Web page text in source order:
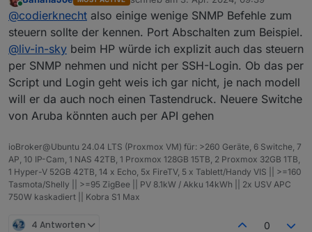
ist.
Leider nicht.
Müsste man vermutlich selbst stricken. Der ist ja
auch per Web-Frontend ansprechbar.
Und da läuft auch nur JS.
Dazu fehlen mir aber Zeit und Muße.
Zur reinen Überwachung (Zabbix) reicht mir
aber SNMP.
Online zuletzt editiert von
@codierknecht also einige wenige SNMP Befehle zum
steuern sollte der kennen. Port Abschalten zum Beispiel.
@liv-in-sky beim HP würde ich explizit auch das steuern
per SNMP nehmen und nicht per SSH-Login. Ob das per
Script und Login geht weis ich gar nicht, je nach modell
will er da auch noch einen Tastendruck. Neuere Switche
von Aruba könnten auch per API gehen
ioBroker@Ubuntu 24.04 LTS (Proxmox VM) für: >260 Geräte, 6 Switche, 7
AP, 10 IP-Cam, 1 NAS 42TB, 1 Proxmox 128GB 15TB, 2 Proxmox 32GB 1TB,
1 Hyper-V 52GB 42TB, 14 x Echo, 5x FireTV, 5 x Tablett/Handy VIS || >=160
Tasmota/Shelly || >=95 ZigBee || PV 8.1kW / Akku 14kWh || 2x USV APC
750W kaskadiert || Kobra S1 Max
4 Antworten 0